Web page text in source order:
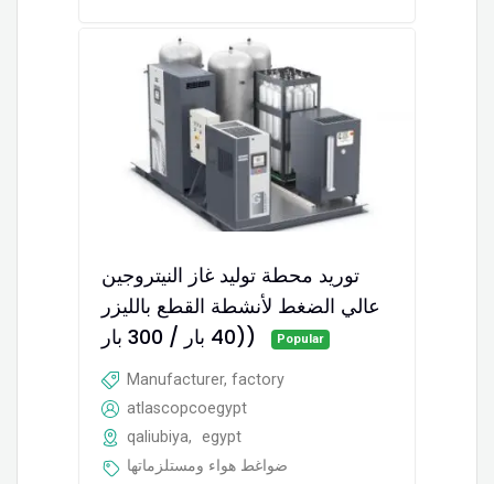
توريد محطة توليد غاز النيتروجين
عالي الضغط لأنشطة القطع بالليزر
(40 بار / 300 بار)
Popular
Manufacturer, factory
atlascopcoegypt
qaliubiya,
egypt
ضواغط هواء ومستلزماتها